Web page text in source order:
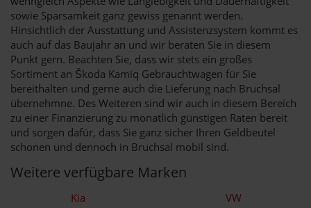
sowie Sparsamkeit ganz gewiss genannt werden.
Hinsichtlich der Ausstattung und Assistenzsystem kommt es
auch auf das Baujahr an und wir beraten Sie in diesem
Punkt gern. Beachten Sie, dass wir stets ein großes
Sortiment an Škoda Kamiq Gebrauchtwagen für Sie
bereithalten und gerne auch die Lieferung nach Bruchsal
übernehmne. Des Weiteren sind wir auch in diesem Bereich
zu einer Finanzierung zu monatlich günstigen Raten bereit
und sorgen dafür, dass Sie ganz sicher Ihren Geldbeutel
schonen und dennoch in Bruchsal mobil sind.
Weitere verfügbare Marken
Kia
VW